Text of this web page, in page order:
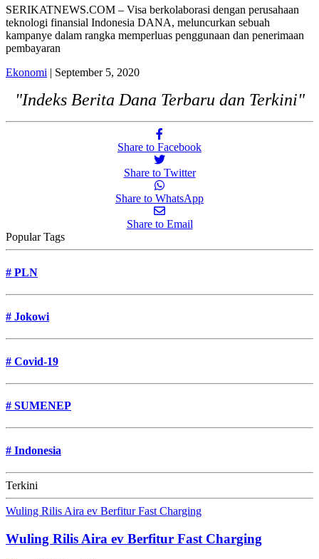
SERIKATNEWS.COM – Visa berkolaborasi dengan perusahaan
teknologi finansial Indonesia DANA, meluncurkan sebuah
kampanye dalam rangka memperluas penggunaan dan penerimaan
pembayaran
Ekonomi | September 5, 2020
"Indeks Berita Dana Terbaru dan Terkini"
Share to Facebook
Share to Twitter
Share to WhatsApp
Share to Email
Popular Tags
# PLN
# Jokowi
# Covid-19
# SUMENEP
# Indonesia
Terkini
Wuling Rilis Aira ev Berfitur Fast Charging
Wuling Rilis Aira ev Berfitur Fast Charging